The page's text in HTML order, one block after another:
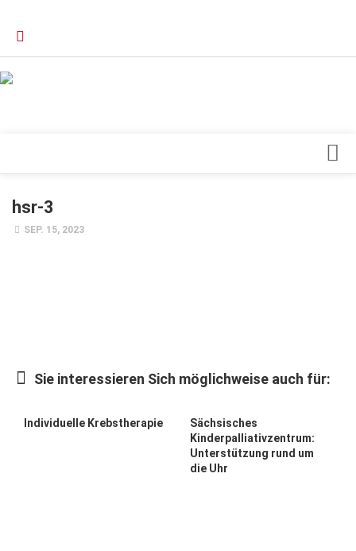
Forschung
Forum Gesundheit
hsr-3
SEP. 15, 2023
Sie interessieren Sich möglichweise auch für:
Individuelle Krebstherapie
Sächsisches
Kinderpalliativzentrum:
Unterstützung rund um
die Uhr